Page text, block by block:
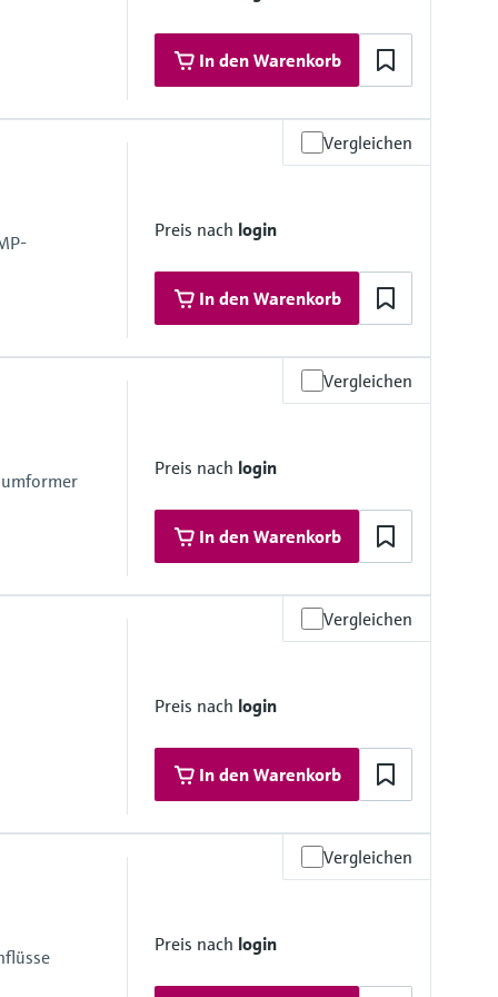
In den Warenkorb
1.4404 (316/316L)
Vergleichen
Preis nach login
In den Warenkorb
Makloron RX 1805
Vergleichen
Preis nach login
In den Warenkorb
316L)
Vergleichen
Preis nach login
In den Warenkorb
Alloy C22, 2.4602 (UNS N06022);1.4404 (316/316L)
Vergleichen
Preis nach login